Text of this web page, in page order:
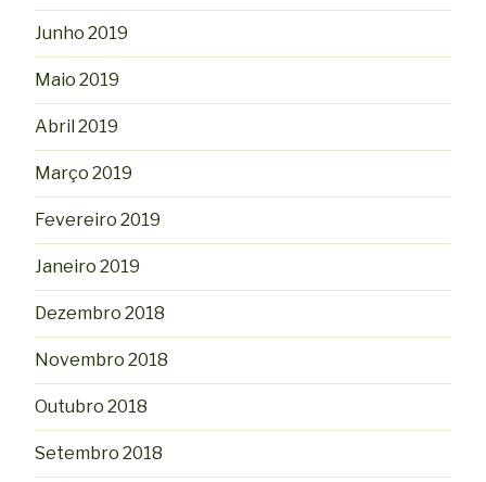
Junho 2019
Maio 2019
Abril 2019
Março 2019
Fevereiro 2019
Janeiro 2019
Dezembro 2018
Novembro 2018
Outubro 2018
Setembro 2018